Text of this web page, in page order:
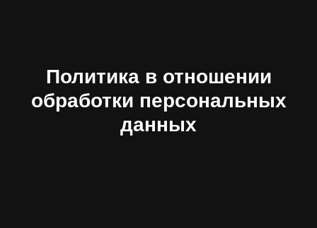
Политика в отношении
обработки персональных
данных